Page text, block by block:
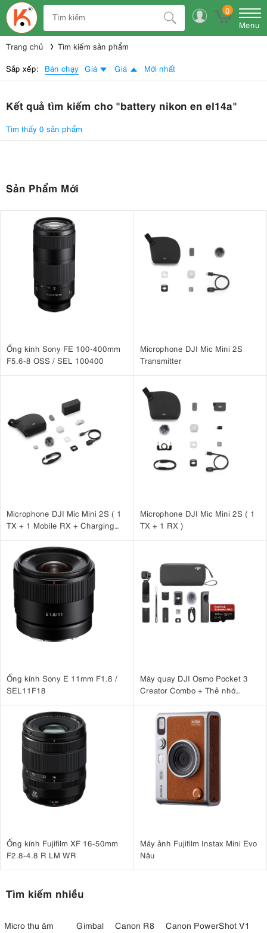
0
Menu
Trang chủ Tìm kiếm sản phẩm
Sắp xếp: Bán chạy Giá Giá Mới nhất
Kết quả tìm kiếm cho "battery nikon en el14a"
Tìm thấy 0 sản phẩm
Sản Phẩm Mới
Ống kính Sony FE 100-400mm
F5.6-8 OSS / SEL 100400
Microphone DJI Mic Mini 2S
Transmitter
Microphone DJI Mic Mini 2S ( 1
TX + 1 Mobile RX + Charging
Microphone DJI Mic Mini 2S ( 1
TX + 1 RX )
Ống kính Sony E 11mm F1.8 /
SEL11F18
Máy quay DJI Osmo Pocket 3
Creator Combo + Thẻ nhớ
Pro 128GB 200MB/90MB/s
Ống kính Fujifilm XF 16-50mm
F2.8-4.8 R LM WR
Máy ảnh Fujifilm Instax Mini Evo
Nâu
Tìm kiếm nhiều
Micro thu âm Gimbal Canon R8
Canon PowerShot V1